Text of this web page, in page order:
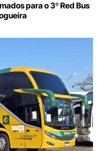
para o 3º Red Bus